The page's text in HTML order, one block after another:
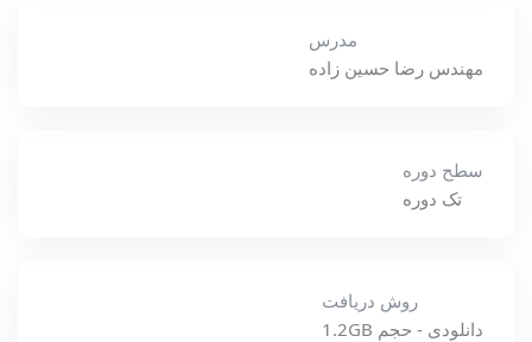
مدرس
مهندس رضا حسين زاده
سطح دوره
تک دوره
روش دریافت
دانلودی - حجم 1.2GB